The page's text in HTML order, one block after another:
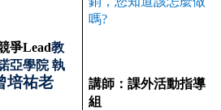
爭Lead教
亞學院 執
祐老
嗎?
講師：課外活動指導
組